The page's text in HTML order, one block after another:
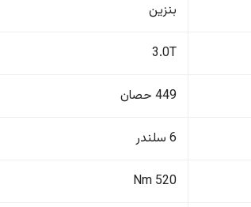
بنزين
3.0T
449 حصان
6 سلندر
520 Nm